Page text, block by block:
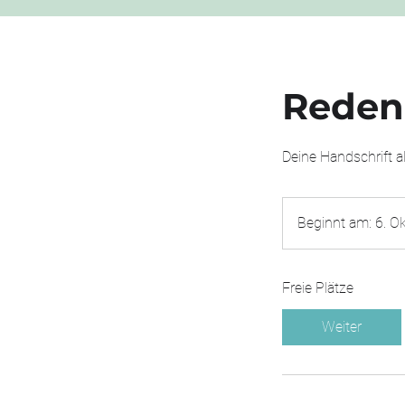
Deine Handschrift
Beginnt am: 6.
Freie Plätze
Weiter